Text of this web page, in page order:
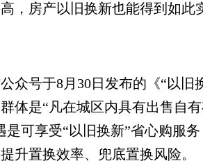
，房产以旧换新也能得到如此
号于8月30日发布的《“以旧
体是“凡在城区内具有出售自
可享受“以旧换新”省心购服
升置换效率、兜底置换风险。